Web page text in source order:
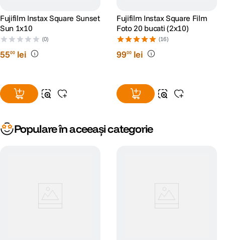
Fujifilm Instax Square Sunset
Sun 1x10
(0)
5500 lei
Fujifilm Instax Square Film
Foto 20 bucati (2x10)
(16)
9900 lei
Populare în aceeași categorie